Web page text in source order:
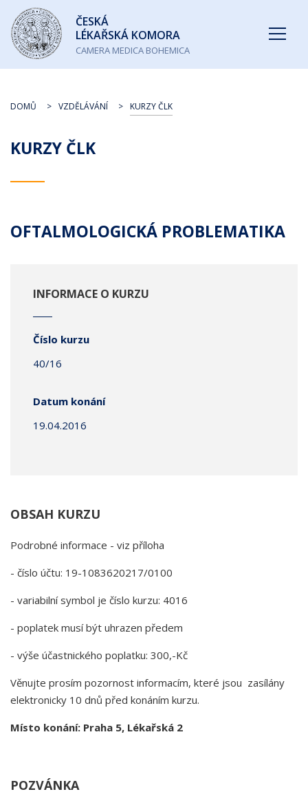
Česká
lékařská
komora
ČESKÁ
LÉKAŘSKÁ KOMORA
CAMERA MEDICA BOHEMICA
KURZY ČLK
DOMŮ VZDĚLÁVÁNÍ KURZY ČLK
OFTALMOLOGICKÁ PROBLEMATIKA
INFORMACE O KURZU
Číslo kurzu
40/16
Datum konání
19.04.2016
OBSAH KURZU
Podrobné informace - viz příloha
- číslo účtu: 19-1083620217/0100
- variabilní symbol je číslo kurzu: 4016
- poplatek musí být uhrazen předem
- výše účastnického poplatku: 300,-Kč
Věnujte prosím pozornost informacím, které jsou zasílány
elektronicky 10 dnů před konáním kurzu.
Místo konání: Praha 5, Lékařská 2
POZVÁNKA